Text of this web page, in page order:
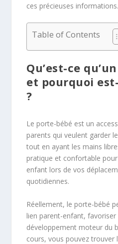
ces précieuses informations.
Table of Contents
Qu’est-ce
et pourquoi
?
Le porte-bébé est un
parents qui veulent garder
tout en ayant les mains
pratique et confortable
enfant lors de vos
quotidiennes.
Réellement, le porte-bébé
lien parent-enfant,
développement moteur du
cours, vous pouvez trouver